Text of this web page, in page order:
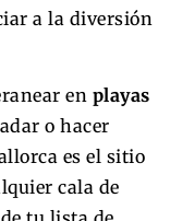
a la diversión
en playas
o hacer
es el sitio
cala de